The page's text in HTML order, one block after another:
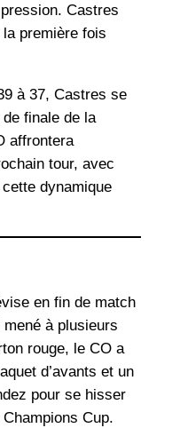
Castres
la première fois
à 37, Castres se
finale de la
affrontera
tour, avec
dynamique
en fin de match
à plusieurs
rouge, le CO a
d’avants et un
pour se hisser
Cup.